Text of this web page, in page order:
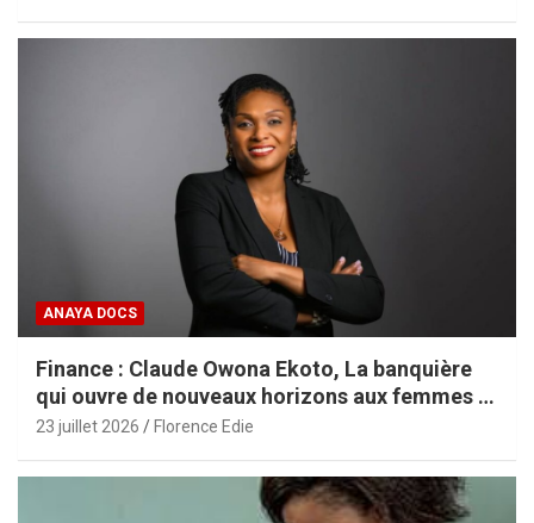
ANAYA DOCS
Finance : Claude Owona Ekoto, La banquière
qui ouvre de nouveaux horizons aux femmes et
aux PME africaines
23 juillet 2026 Florence Edie